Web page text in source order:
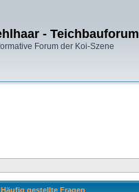
- Teichbauforum
Forum der Koi-Szene
Häufig gestellte Fragen